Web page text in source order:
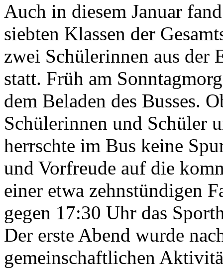
Auch in diesem Januar
siebten Klassen der
zwei Schülerinnen aus der
statt. Früh am
dem Beladen des Busses.
Schülerinnen und Schüler
herrschte im Bus keine
und Vorfreude auf die
einer etwa zehnstündigen
gegen 17:30 Uhr das
Der erste Abend wurde
gemeinschaftlichen